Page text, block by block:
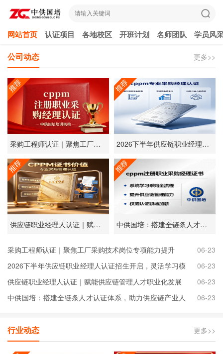
网站首页 认证项目 各地校区 开班计划 名师团队 学员风
公司动态 更多>>
采购工程师认证｜聚焦工厂采购技术岗位专项能力提升 2026下半年供应链职业经理人认证招生开启，灵活学习模式适配在职从业者
供应链职业经理人认证｜赋能供应链管理人才职业化发展 中供国培：搭建全链条人才认证体系，助力供应链产业人才升级
采购工程师认证｜聚焦工厂采购技术岗位专项能力提升
06-23
2026下半年供应链职业经理人认证招生开启，灵活学习模
式适配在职从业者
06-23
供应链职业经理人认证｜赋能供应链管理人才职业化发展
06-23
中供国培：搭建全链条人才认证体系，助力供应链产业人
06-23
行业动态 更多>>